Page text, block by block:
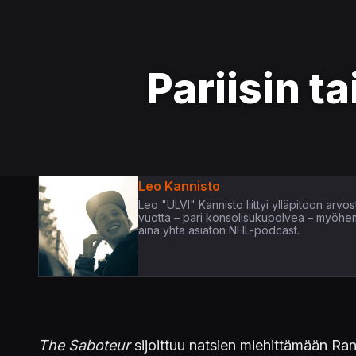
Pariisin
Leo Kannisto
Leo "ULVI" Kannisto liittyi ylläpitoon
vuotta – pari konsolisukupolvea –
aina yhtä asiaton NHL-podcast.
The Saboteursijoittuu natsien miehittämään